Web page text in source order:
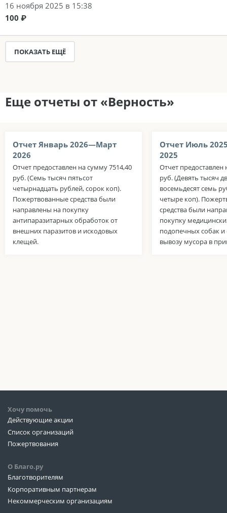
16 ноября 2025 в 15:38
100 ₽
ПОКАЗАТЬ ЕЩЁ
Еще отчеты от «Верность»
Отчет Январь 2026—Март
2026
Отчет предоставлен на сумму 7514,40
руб. (Семь тысяч пятьсот
четырнадцать рублей, сорок коп).
Пожертвованные средства были
направлены на покупку
антипаразитарных обработок от
внешних паразитов и искодовых
клещей.
Отчет Июль
2025
Отчет предоставлен
руб. (Девять тысяч
восемьдесят семь
четыре коп).
средства были
покупку
подопечных собак и
вывозу мусора в
Хочу помочь
Действующие акции
Список организаций
Пожертвования
О Благо.ру
Благотворителям
Корпоративным партнерам
Некоммерческим организациям